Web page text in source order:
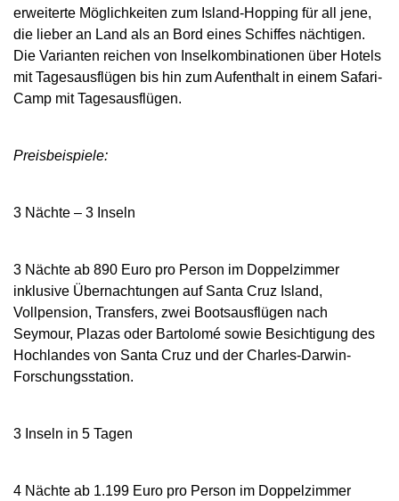
erweiterte Möglichkeiten zum Island-Hopping für all jene,
die lieber an Land als an Bord eines Schiffes nächtigen.
Die Varianten reichen von Inselkombinationen über Hotels
mit Tagesausflügen bis hin zum Aufenthalt in einem Safari-
Camp mit Tagesausflügen.
Preisbeispiele:
3 Nächte – 3 Inseln
3 Nächte ab 890 Euro pro Person im Doppelzimmer
inklusive Übernachtungen auf Santa Cruz Island,
Vollpension, Transfers, zwei Bootsausflügen nach
Seymour, Plazas oder Bartolomé sowie Besichtigung des
Hochlandes von Santa Cruz und der Charles-Darwin-
Forschungsstation.
3 Inseln in 5 Tagen
4 Nächte ab 1.199 Euro pro Person im Doppelzimmer